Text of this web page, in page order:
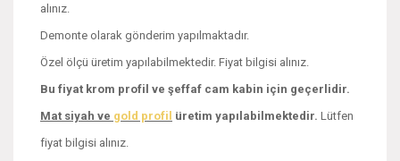
alınız.
Demonte olarak gönderim yapılmaktadır.
Özel ölçü üretim yapılabilmektedir. Fiyat bilgisi alınız.
Bu fiyat krom profil ve şeffaf cam kabin için geçerlidir.
Mat siyah ve gold profil üretim yapılabilmektedir. Lütfen
fiyat bilgisi alınız.